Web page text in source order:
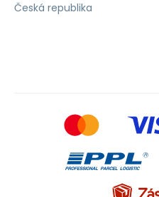
Česká republika